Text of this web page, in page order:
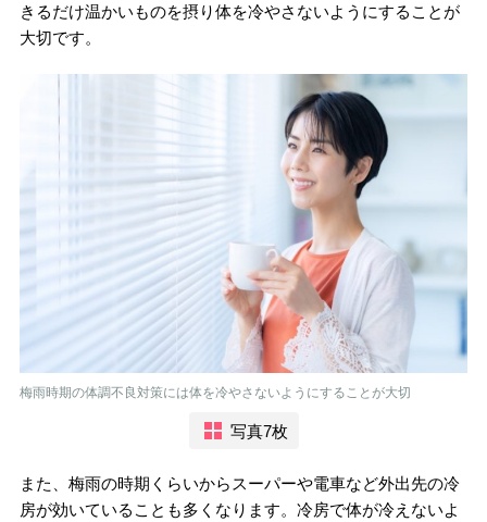
きるだけ温かいものを摂り体を冷やさないようにすることが
大切です。
梅雨時期の体調不良対策には体を冷やさないようにすることが大切
写真7枚
また、梅雨の時期くらいからスーパーや電車など外出先の冷
房が効いていることも多くなります。冷房で体が冷えないよ